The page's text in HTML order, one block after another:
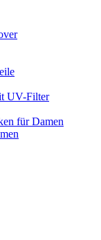
UV-Filter
für Damen